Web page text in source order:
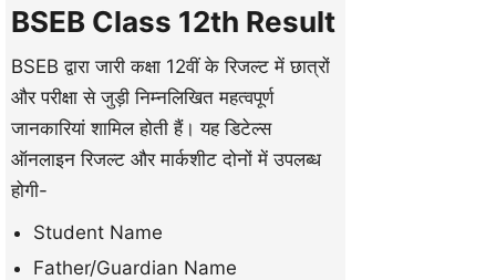
BSEB Class 12th Result
BSEB द्वारा जारी कक्षा 12वीं के रिजल्ट में छात्रों
और परीक्षा से जुड़ी निम्नलिखित महत्वपूर्ण
जानकारियां शामिल होती हैं। यह डिटेल्स
ऑनलाइन रिजल्ट और मार्कशीट दोनों में उपलब्ध
होगी-
Student Name
Father/Guardian Name